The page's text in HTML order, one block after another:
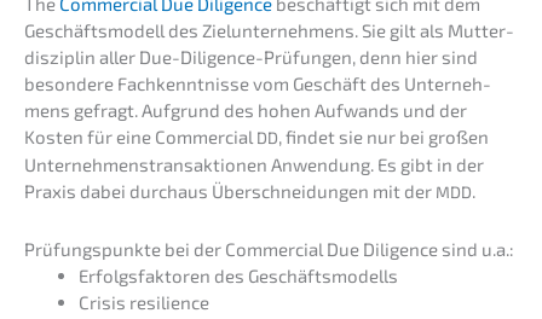
Geschäfts­mo­dell des Zielun­ter­neh­mens. Sie gilt als Mutter­
dis­zi­plin aller Due-Diligence-Prüfun­gen, denn hier sind
beson­de­re Fachkennt­nis­se vom Geschäft des Unter­neh­
mens gefragt. Aufgrund des hohen Aufwands und der
Kosten für eine Commer­cial DD, findet sie nur bei großen
Unter­neh­mens­trans­ak­tio­nen Anwen­dung. Es gibt in der
Praxis dabei durch­aus Überschnei­dun­gen mit der MDD.
Prüfungs­punk­te bei der Commer­cial Due Diligence sind u.a.:
Erfolgs­fak­to­ren des Geschäftsmodells
Crisis resili­ence